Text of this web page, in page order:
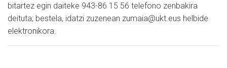
bitartez egin daiteke 943-86 15 56 telefono zenbakira
deituta; bestela, idatzi zuzenean zumaia@ukt.eus helbide
elektronikora.